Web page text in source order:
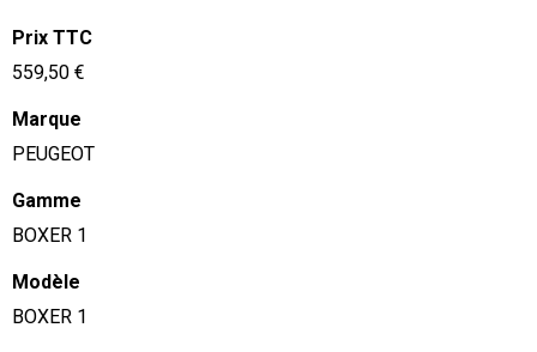
Prix TTC
559,50 €
Marque
PEUGEOT
Gamme
BOXER 1
Modèle
BOXER 1